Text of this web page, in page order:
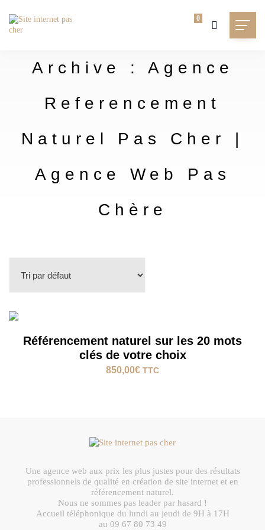
0
Archive : Agence
Referencement
Naturel Pas Cher |
Agence Web Pas
Chère
Référencement naturel sur les 20 mots
clés de votre choix
850,00€ TTC
Une agence web aux prix les plus justes pour des résultats
professionnels de qualité en création de site internet et en
référencement naturel.
Nous ne sommes pas leader par hasard !
Accueil téléphonique du lundi au jeudi de 9H à 17H
au 09 67 80 73 49